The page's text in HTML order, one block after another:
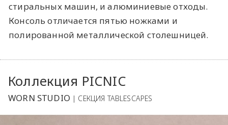
стиральных машин, и алюминиевые отходы.
Консоль отличается пятью ножками и
полированной металлической столешницей.
Коллекция PICNIC
WORN STUDIO | СЕКЦИЯ TABLESCAPES